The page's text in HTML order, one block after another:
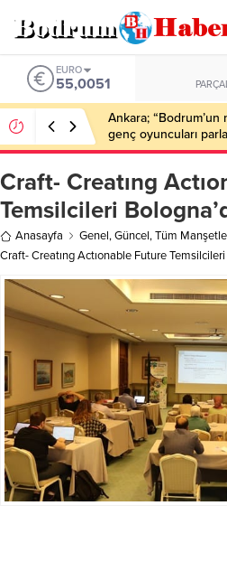
ALTIN
6.584,66
Bodrum’da Drone
Operasyonu: 2
Craft- Creatıng
Temsilcileri
Anasayfa Genel,Güncel,Tüm
Craft- Creatıng Actıonable Future